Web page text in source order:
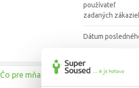
používateľ
zadaných
Dátum
Čo pre mňa urobili ostatní